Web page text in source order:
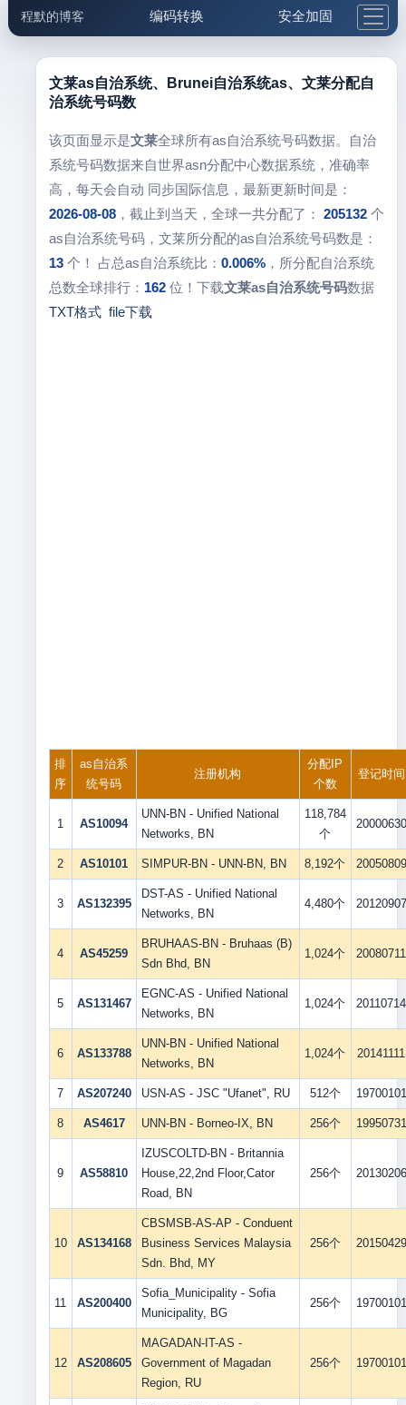
程默的博客 编码转换 安全加固
邮件工具 生活便民 更多工具
文莱as自治系统、Brunei自治系统as、文莱分配自
治系统号码数
该页面显示是文莱全球所有as自治系统号码数据。自治
系统号码数据来自世界asn分配中心数据系统，准确率
高，每天会自动 同步国际信息，最新更新时间是：
2026-08-08，截止到当天，全球一共分配了： 205132个
as自治系统号码，文莱所分配的as自治系统号码数是：
13个！ 占总as自治系统比： 0.006%，所分配自治系统
总数全球排行： 162位！下载文莱as自治系统号码数据
TXT格式 file下载
排
序
as自治系
统号码
注册机构
分配IP
个数
登记时间
1 AS10094
UNN-BN - Unified National
Networks, BN
118,784
个
20000630
2 AS10101 SIMPUR-BN - UNN-BN, BN 8,192个 20050809
3 AS132395
DST-AS - Unified National
Networks, BN
4,480个 20120907
4 AS45259
BRUHAAS-BN - Bruhaas (B)
Sdn Bhd, BN
1,024个 20080711
5 AS131467
EGNC-AS - Unified National
Networks, BN
1,024个 20110714
6 AS133788
UNN-BN - Unified National
Networks, BN
1,024个 20141111
7 AS207240 USN-AS - JSC "Ufanet", RU 512个 19700101
8 AS4617 UNN-BN - Borneo-IX, BN 256个 19950731
9 AS58810
IZUSCOLTD-BN - Britannia
House,22,2nd Floor,Cator
Road, BN
256个 20130206
10 AS134168
CBSMSB-AS-AP - Conduent
Business Services Malaysia
Sdn. Bhd, MY
256个 20150429
11 AS200400
Sofia_Municipality - Sofia
Municipality, BG
256个 19700101
12 AS208605
MAGADAN-IT-AS -
Government of Magadan
Region, RU
256个 19700101